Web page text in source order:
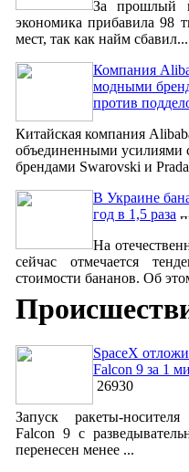
За прошлый
экономика прибавила 98
мест, так как найм сбавил...
Компания
модными
против
Китайская компания
объединенными усилиями
брендами Swarovski и
В Украине
год в 1,5 раза
На
сейчас отмечается
стоимости бананов. Об
SpaceX
Falcon 9 за 1
26930
Запуск ракеты-
Falcon 9 с
перенесен менее ...